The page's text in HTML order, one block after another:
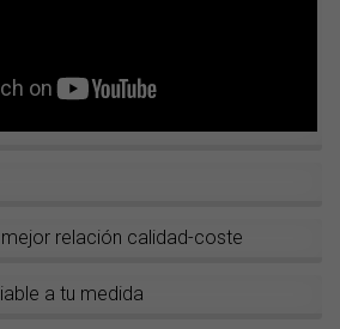
relación calidad-coste
a tu medida